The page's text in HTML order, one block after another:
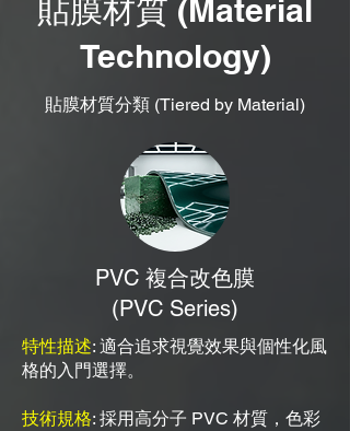
貼膜材質 (Material
Technology)
貼膜材質分類 (Tiered by Material)
PVC 複合改色膜
(PVC Series)
特性描述: 適合追求視覺效果與個性化風
格的入門選擇。
技術規格: 採用高分子 PVC 材質，色彩